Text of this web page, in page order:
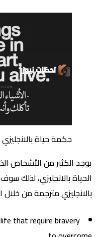
حكمة حياة
يوجد الكثير من الأشخاص
الحياة بالانجليزي، لذلك
بالانجليزي مترجمة من خلال
that require bravery